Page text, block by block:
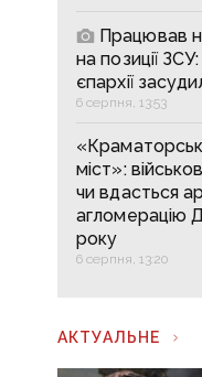
Працював
на позиції
єпархії
6 серпня, 13:53
«Краматорськ
міст»:
чи вдасться
агломерацію
року
6 серпня, 13:20
АКТУАЛЬНЕ